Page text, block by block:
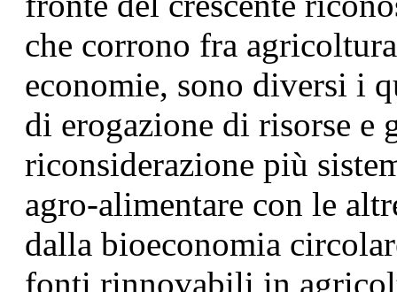
che corrono fra
economie, sono diversi i
di erogazione di risorse
riconsiderazione più
agro-alimentare con le
dalla bioeconomia
fonti rinnovabili in